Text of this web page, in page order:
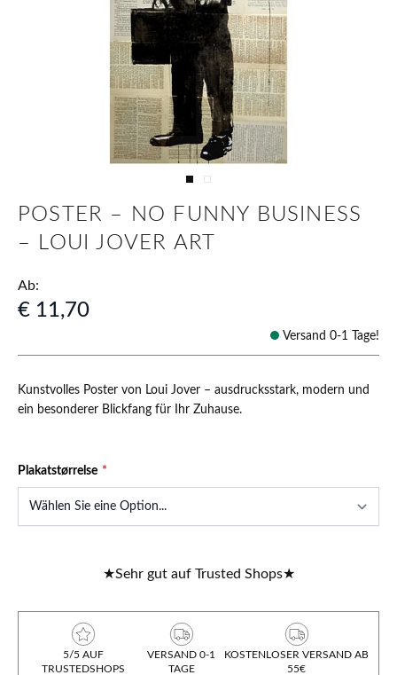
POSTER – NO FUNNY BUSINESS
– LOUI JOVER ART
Kunstvolles Poster von Loui Jover – ausdrucksstark, modern und
ein besonderer Blickfang für Ihr Zuhause.
Ab:
€ 11,70
Versand 0-1 Tage!
Plakatstørrelse
★Sehr gut auf Trusted Shops★
5/5 AUF
TRUSTEDSHOPS
VERSAND 0-1
TAGE
KOSTENLOSER VERSAND AB
55€